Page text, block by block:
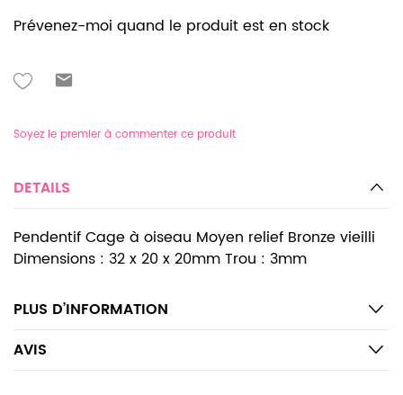
Prévenez-moi quand le produit est en stock
Soyez le premier à commenter ce produit
DETAILS
Pendentif Cage à oiseau Moyen relief Bronze vieilli
Dimensions : 32 x 20 x 20mm Trou : 3mm
PLUS D’INFORMATION
AVIS